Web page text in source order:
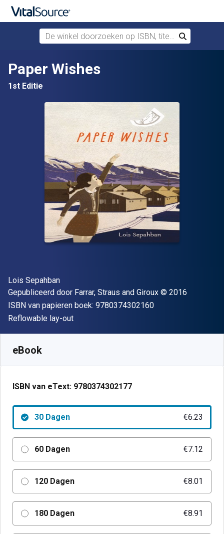
Verdergaan naar belangrijkste inhoud
De winkel doorzoeken op ISBN, titel of auteur
Zoek
Paper Wishes
1st Editie
Auteur(s)
Lois Sepahban
Uitgever
Gepubliceerd door Farrar, Straus and Giroux Copyright
© 2016
ISBN van papieren boek: 9780374302160"ISBN-13
Indeling
Reflowable lay-out
eBook
ISBN van eText: 9780374302177
30 Dagen €6.23
60 Dagen €7.12
120 Dagen €8.01
180 Dagen €8.91